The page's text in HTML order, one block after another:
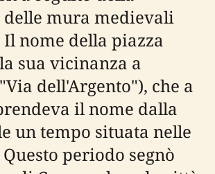
mura medievali
nome della piazza
sua vicinanza a
dell'Argento"), che a
il nome dalla
un tempo situata nelle
periodo segnò